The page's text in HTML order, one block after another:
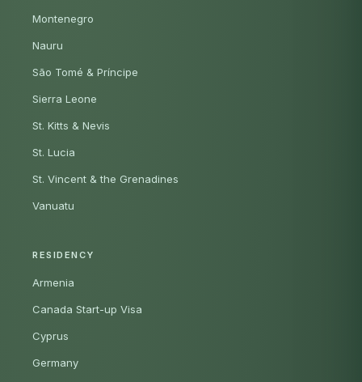
Montenegro
Nauru
São Tomé & Príncipe
Sierra Leone
St. Kitts & Nevis
St. Lucia
St. Vincent & the Grenadines
Vanuatu
RESIDENCY
Armenia
Canada Start-up Visa
Cyprus
Germany